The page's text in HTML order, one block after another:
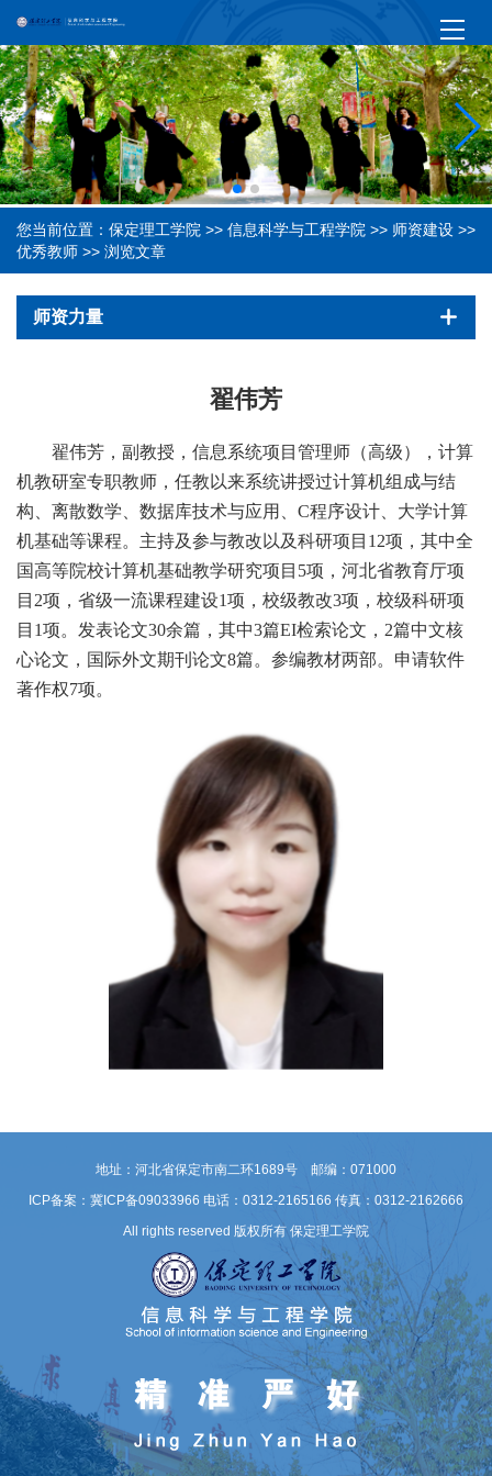
您当前位置： 保定理工学院 >> 信息科学与工程学院 >> 师资建设 >>
优秀教师 >> 浏览文章
师资力量
翟伟芳
翟伟芳，副教授，信息系统项目管理师（高级），计算
机教研室专职教师，任教以来系统讲授过计算机组成与结
构、离散数学、数据库技术与应用、 C程序设计、大学计算
机基础等课程。主持及参与教改以及科研项目12项，其中全
国高等院校计算机基础教学研究项目5项，河北省教育厅项
目2项，省级一流课程建设1项，校级教改3项，校级科研项
目1项。发表论文30余篇，其中3篇EI检索论文，2篇中文核
心论文，国际外文期刊论文8篇。参编教材两部。申请软件
著作权7项。
地址：河北省保定市南二环1689号 邮编：071000
ICP备案：冀ICP备09033966 电话：0312-2165166 传真：0312-2162666
All rights reserved 版权所有 保定理工学院